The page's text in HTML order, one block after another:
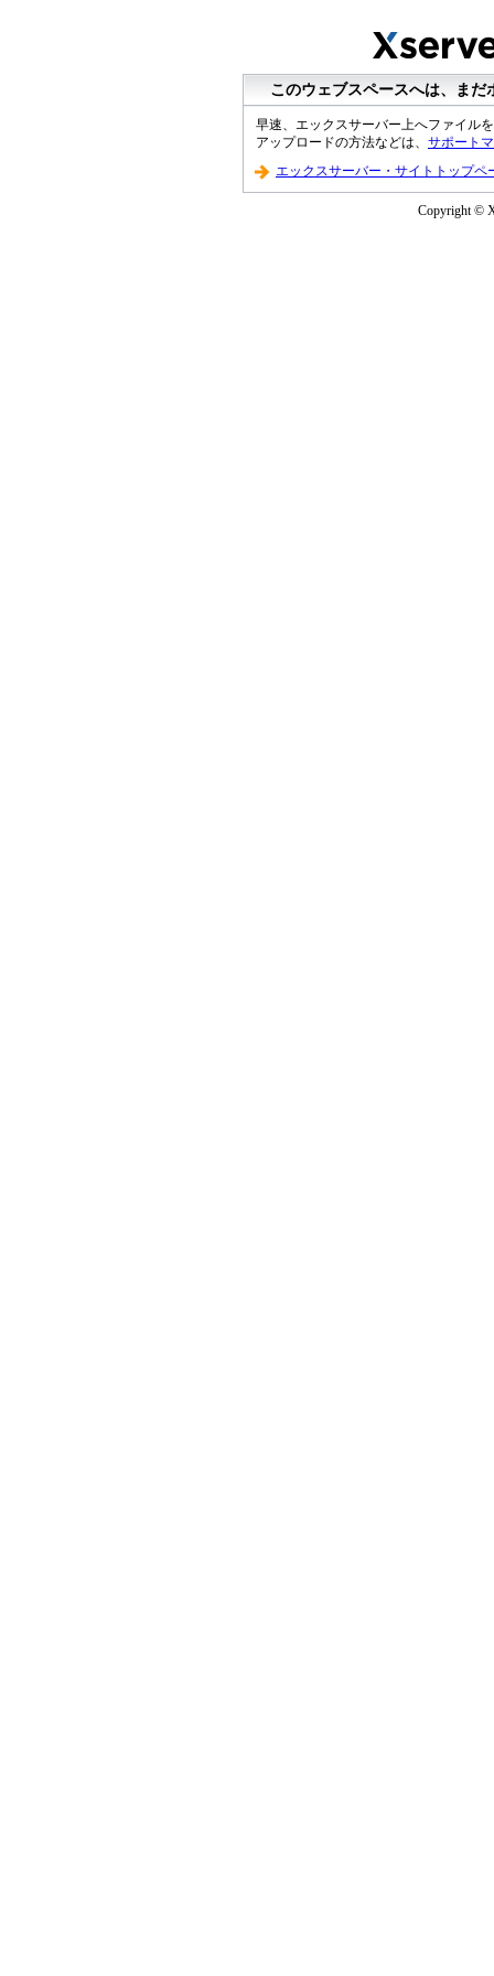
このウェブスペースへは、ま
早速、エックスサーバー上へファイル
アップロードの方法などは、 サポート
エックスサーバー・サイトトップペ
Copyright ©